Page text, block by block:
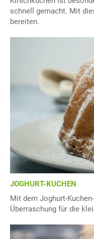
schnell gemacht. Mit
bereiten.
JOGHURT-KUCHEN
Mit dem Joghurt-
Überraschung für die